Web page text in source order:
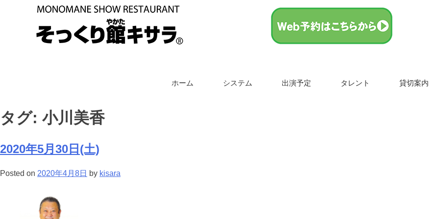
ホーム システム 出演予定 タレント 貸切案内
タグ: 小川美香
2020年5月30日(土)
Posted on 2020年4月8日 by kisara